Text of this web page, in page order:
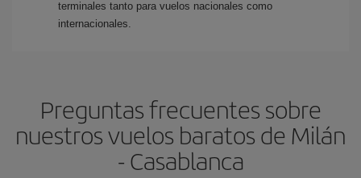
terminales tanto para vuelos nacionales como
internacionales.
Preguntas frecuentes sobre
nuestros vuelos baratos de Milán
- Casablanca